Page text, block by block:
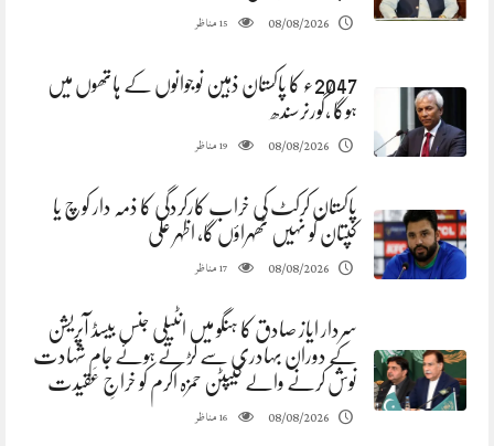
08/08/2026
15مناظر
2047ء کا پاکستان ذہین نوجوانوں کے ہاتھوں میں
ہوگا ،گورنرسندھ
08/08/2026
19مناظر
پاکستان کرکٹ کی خراب کارکردگی کا ذمہ دار کوچ یا
کپتان کو نہیں ٹھہراؤں گا، اظہر علی
08/08/2026
17مناظر
سردار ایاز صادق کا ہنگو میں انٹیلی جنس بیسڈ آپریشن
کے دوران بہادری سے لڑتے ہوئے جامِ شہادت
نوش کرنے والے کیپٹن حمزہ اکرم کو خراجِ عقیدت
08/08/2026
16مناظر